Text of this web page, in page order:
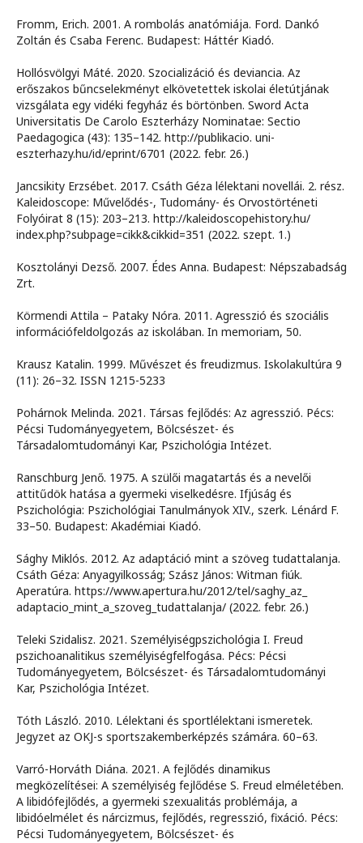
Fromm, Erich. 2001. A rombolás anatómiája. Ford. Dankó
Zoltán és Csaba Ferenc. Budapest: Háttér Kiadó.
Hollósvölgyi Máté. 2020. Szocializáció és deviancia. Az
erőszakos bűncselekményt elkövetettek iskolai életútjának
vizsgálata egy vidéki fegyház és börtönben. Sword Acta
Universitatis De Carolo Eszterházy Nominatae: Sectio
Paedagogica (43): 135–142. http://publikacio. uni-
eszterhazy.hu/id/eprint/6701 (2022. febr. 26.)
Jancsikity Erzsébet. 2017. Csáth Géza lélektani novellái. 2. rész.
Kaleidoscope: Művelődés-, Tudomány- és Orvostörténeti
Folyóirat 8 (15): 203–213. http://kaleidoscopehistory.hu/
index.php?subpage=cikk&cikkid=351 (2022. szept. 1.)
Kosztolányi Dezső. 2007. Édes Anna. Budapest: Népszabadság
Zrt.
Körmendi Attila – Pataky Nóra. 2011. Agresszió és szociális
információfeldolgozás az iskolában. In memoriam, 50.
Krausz Katalin. 1999. Művészet és freudizmus. Iskolakultúra 9
(11): 26–32. ISSN 1215-5233
Pohárnok Melinda. 2021. Társas fejlődés: Az agresszió. Pécs:
Pécsi Tudományegyetem, Bölcsészet- és
Társadalomtudományi Kar, Pszichológia Intézet.
Ranschburg Jenő. 1975. A szülői magatartás és a nevelői
attitűdök hatása a gyermeki viselkedésre. Ifjúság és
Pszichológia: Pszichológiai Tanulmányok XIV., szerk. Lénárd F.
33–50. Budapest: Akadémiai Kiadó.
Sághy Miklós. 2012. Az adaptáció mint a szöveg tudattalanja.
Csáth Géza: Anyagyilkosság; Szász János: Witman fiúk.
Aperatúra. https://www.apertura.hu/2012/tel/saghy_az_
adaptacio_mint_a_szoveg_tudattalanja/ (2022. febr. 26.)
Teleki Szidalisz. 2021. Személyiségpszichológia I. Freud
pszichoanalitikus személyiségfelfogása. Pécs: Pécsi
Tudományegyetem, Bölcsészet- és Társadalomtudományi
Kar, Pszichológia Intézet.
Tóth László. 2010. Lélektani és sportlélektani ismeretek.
Jegyzet az OKJ-s sportszakemberképzés számára. 60–63.
Varró-Horváth Diána. 2021. A fejlődés dinamikus
megközelítései: A személyiség fejlődése S. Freud elméletében.
A libidófejlődés, a gyermeki szexualitás problémája, a
libidóelmélet és nárcizmus, fejlődés, regresszió, fixáció. Pécs:
Pécsi Tudományegyetem, Bölcsészet- és